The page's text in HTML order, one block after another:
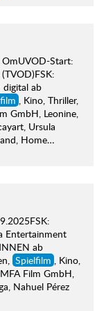
Start:
digital ab
, Kino, Thriller,
GmbH, Leonine,
Ursula
Home…
Entertainment
ab
Spielfilm , Kino,
Film GmbH,
Nahuel Pérez